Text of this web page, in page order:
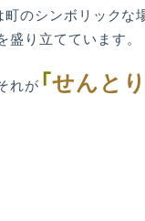
のシンボリックな
り立てています。
れが 「せんと